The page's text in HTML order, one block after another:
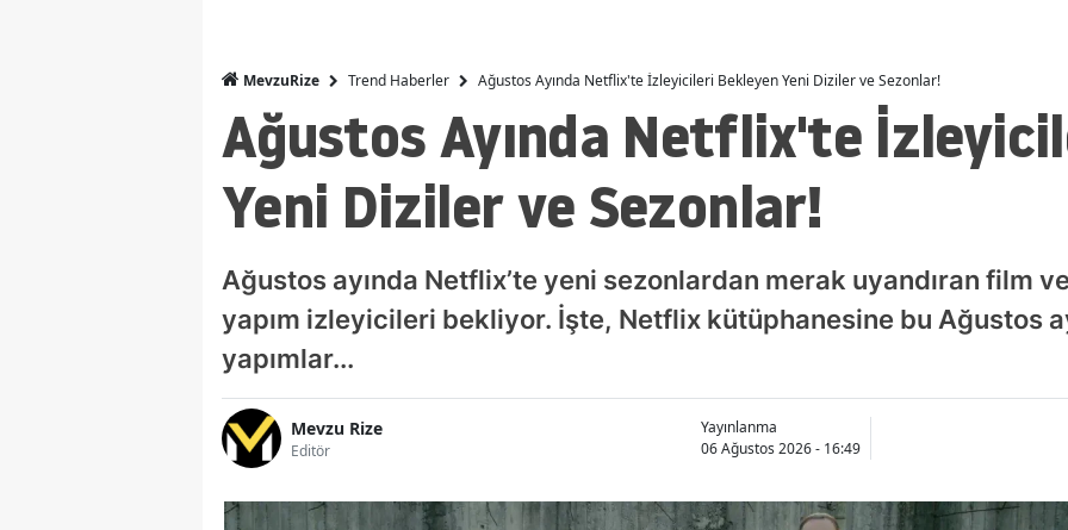
MevzuRize Trend Haberler Ağustos Ayında Netflix'te İzleyicileri Bekleyen Yeni Diziler ve Sezonlar!
Ağustos Ayında Netflix'te
Yeni Diziler ve Sezonlar!
Ağustos ayında Netflix’te yeni sezonlardan merak uyandıran film
yapım izleyicileri bekliyor. İşte, Netflix kütüphanesine bu Ağustos
yapımlar...
Mevzu Rize
Editör
Yayınlanma
06 Ağustos 2026 - 16:49